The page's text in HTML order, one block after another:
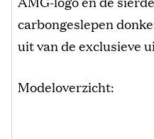
carbongeslepen
uit van de exclusieve
Modeloverzicht: